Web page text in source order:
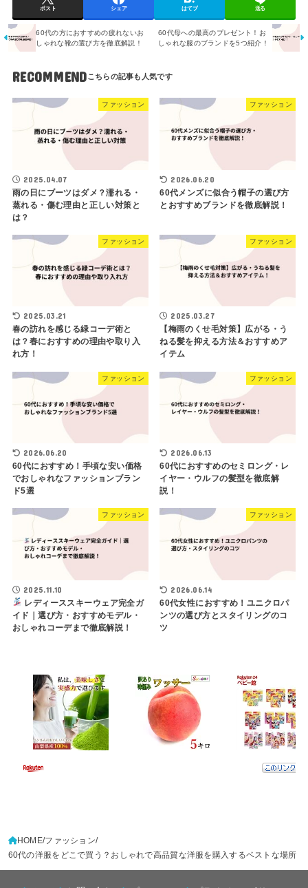
ポスト シェア はてブ 送る
60代の方におすすめの疲れないお
しゃれな靴の選び方を徹底解説！
60代母への最高のプレゼント！お
しゃれな服のブランドを5つ紹介！
RECOMMEND
ファッション
2025.04.07
雨の日にブーツはダメ？濡れる・
蒸れる・傷む理由と正しい対策と
は？
ファッション
2026.06.20
60代メンズに似合う帽子の選び方
とおすすめブランドを徹底解説！
ファッション
2025.03.21
春の訪れを感じる緑コーデ術と
は？春におすすめの理由や取り入
れ方！
ファッション
2025.03.27
【梅雨のくせ毛対策】広がる・う
ねる髪を抑える方法＆おすすめア
イテム
ファッション
2026.06.20
60代におすすめ！手頃な安い価格
でおしゃれなファッションブラン
ド5選
ファッション
2026.06.13
60代におすすめのセミロング・レ
イヤー・ウルフの髪型を徹底解
説！
ファッション
2025.11.10
レディーススキーウェア完全ガ
イド｜選び方・おすすめモデル・
おしゃれコーデまで徹底解説！
ファッション
2026.06.14
60代女性におすすめ！ユニクロパ
ンツの選び方とスタイリングのコ
ツ
HOME ファッション
60代の洋服をどこで買う？おしゃれで高品質な洋服を購入するベストな場所